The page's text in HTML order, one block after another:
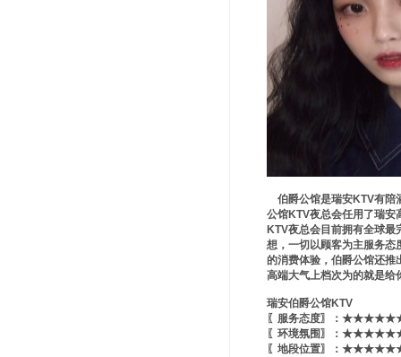
伯爵公馆是瑞安KTV有陪
公馆KTV夜总会任用了瑞安
KTV夜总会目前拥有全球
想，一切以顾客为主服务态
的消费体验，伯爵公馆还推
高端大气上档次为的就是给
瑞安伯爵公馆KTV
〖服务态度〗：
〖环境氛围〗：
〖地段位置〗：